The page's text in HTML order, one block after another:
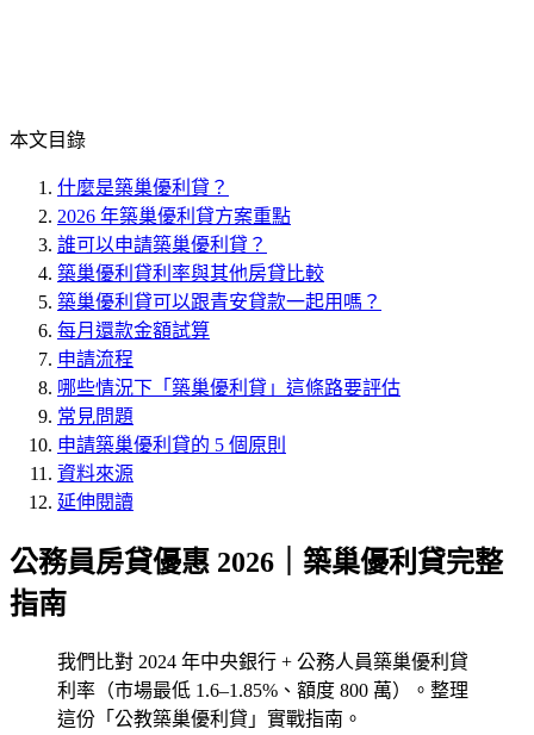
本文目錄
什麼是築巢優利貸？
2026 年築巢優利貸方案重點
誰可以申請築巢優利貸？
築巢優利貸利率與其他房貸比較
築巢優利貸可以跟青安貸款一起用嗎？
每月還款金額試算
申請流程
哪些情況下「築巢優利貸」這條路要評估
常見問題
申請築巢優利貸的 5 個原則
資料來源
延伸閱讀
公務員房貸優惠 2026｜築巢優利貸完整
指南
我們比對 2024 年中央銀行 + 公務人員築巢優利貸
利率（市場最低 1.6–1.85%、額度 800 萬）。整理
這份「公教築巢優利貸」實戰指南。